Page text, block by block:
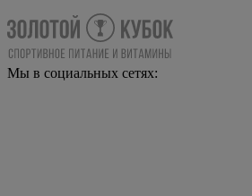
Мы в социальных сетях: